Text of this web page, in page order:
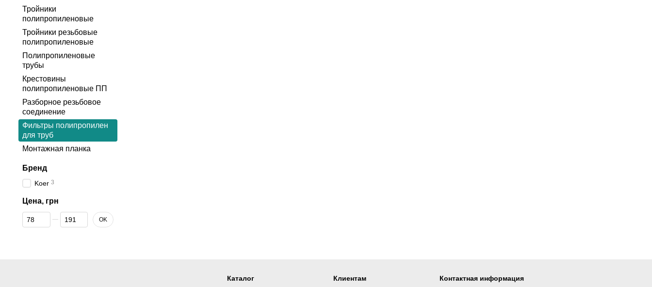
Тройники
полипропиленовые
Тройники резьбовые
полипропиленовые
Полипропиленовые
трубы
Крестовины
полипропиленовые ПП
Разборное резьбовое
соединение
Фильтры полипропилен
для труб
Монтажная планка
Бренд
Koer 3
Цена, грн
От Цена, грн
До Цена, грн OK
Каталог Клиентам Контактная информация